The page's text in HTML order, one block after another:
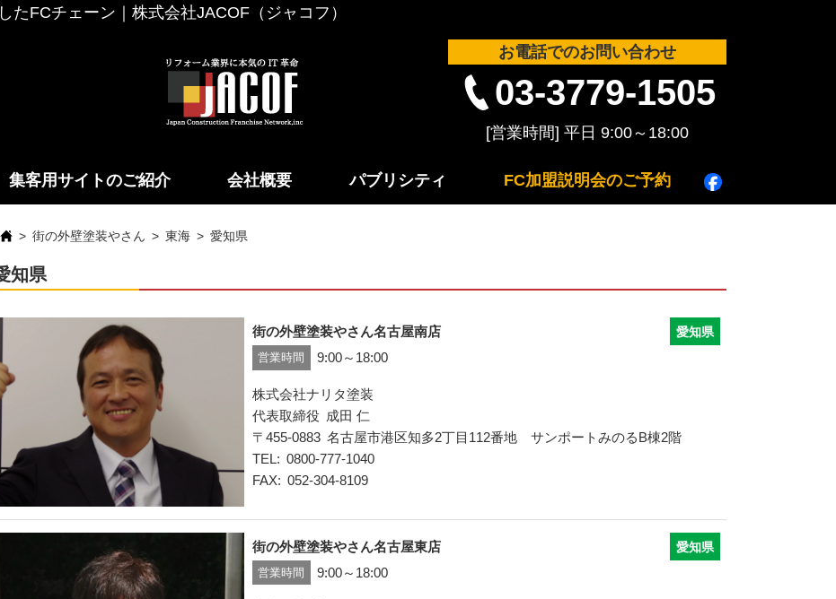
たFCチェーン｜株式会社JACOF（ジャコフ）
お電話でのお問い合わせ
03-3779-1505
集客用サイトのご紹介 会社概要 パブリシティ FC加盟説明会のご予約
街の外壁塗装やさん 東海 愛知県
知県
街の外壁塗装やさん名古屋南店 愛知県
営業時間 9:00～18:00
株式会社ナリタ塗装
代表取締役 成田 仁
455-0883 名古屋市港区知多2丁目112番地 サンポートみのるB棟2階
TEL
0800-777-1040
FAX
052-304-8109
街の外壁塗装やさん名古屋東店 愛知県
営業時間 9:00～18:00